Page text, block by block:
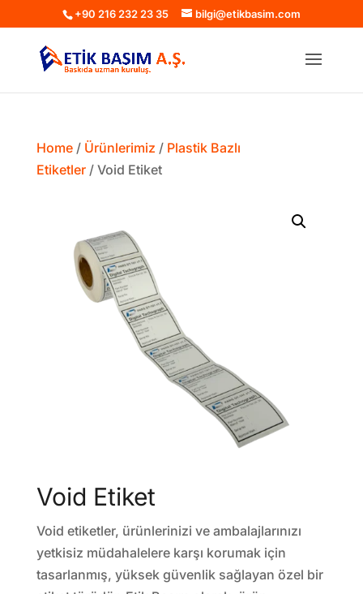
+90 216 232 23 35 bilgi@etikbasim.com
Home/ Ürünlerimiz / Plastik Bazlı
Etiketler/ Void Etiket
Void Etiket
Void etiketler, ürünlerinizi ve ambalajlarınızı
yetkisiz müdahalelere karşı korumak için
tasarlanmış, yüksek güvenlik sağlayan özel bir